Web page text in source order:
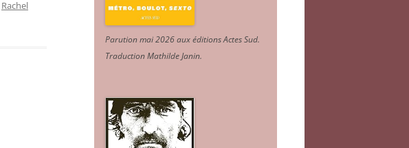
Rachel
Parution mai 2026 aux éditions Actes Sud.
Traduction Mathilde Janin.